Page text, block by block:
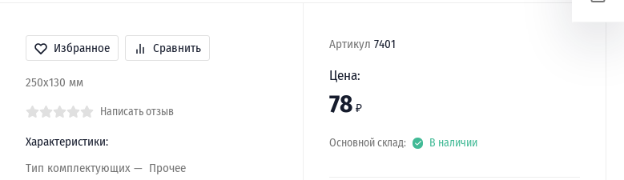
Избранное Сравнить
250х130 мм
Написать отзыв
Характеристики:
Тип комплектующих
Прочее
Артикул 7401
Цена:
78 ₽
Основной склад: В наличии